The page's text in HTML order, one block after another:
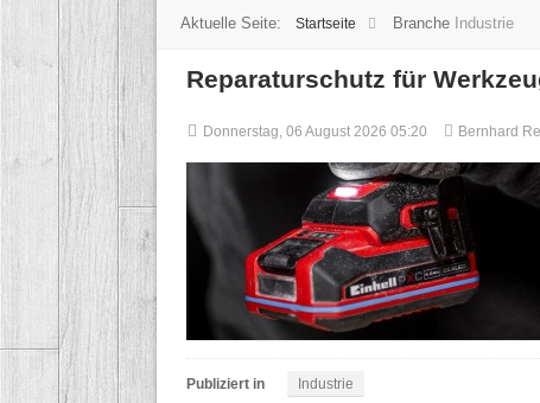
Aktuelle Seite: Startseite Branche Industrie
Reparaturschutz für
Donnerstag, 06 August 2026 05:20 Bernhard
Publiziert in Industrie